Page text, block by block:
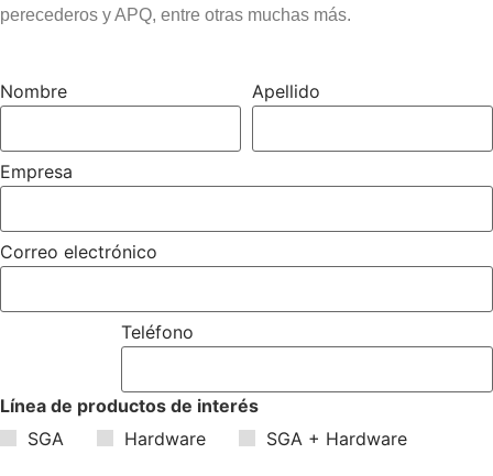
perecederos y APQ, entre otras muchas más.
Nombre Apellido
Empresa
Correo electrónico
Teléfono
Línea de productos de interés
SGA
Hardware SGA + Hardware